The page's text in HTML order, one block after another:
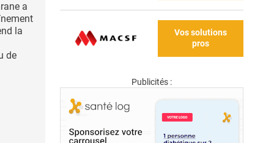
a
la
de
Vos solutions
pros
Publicités :